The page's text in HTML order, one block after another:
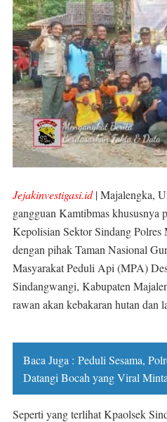
Jejakinvestigasi.id| Majalengka,
gangguan Kamtibmas khususnya
Kepolisian Sektor Sindang Polres
dengan pihak Taman Nasional
Masyarakat Peduli Api (MPA)
Sindangwangi, Kabupaten
rawan akan kebakaran hutan dan
Baca Juga : Peduli Sesama,
Datangi Bocah yang Viral
Seperti yang terlihat Kpaolsek